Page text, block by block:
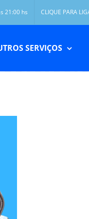
21:00 hs CLIQUE PARA
SERVIÇOS